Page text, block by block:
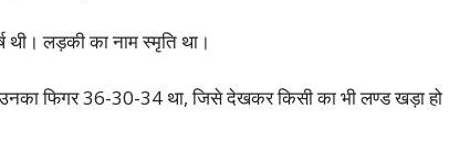
थी। लड़की का नाम स्मृति था।
फिगर 36-30-34 था, जिसे देखकर किसी का भी लण्ड खड़ा हो